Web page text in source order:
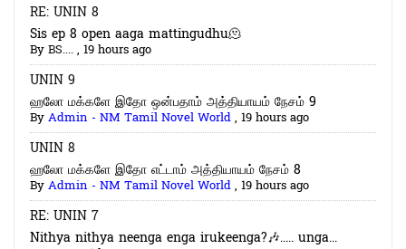
RE: UNIN 8
Sis ep 8 open aaga mattingudhu🫠
ByBS...., 19 hours ago
UNIN 9
ஹலோ மக்களே இதோ ஒன்பதாம் அத்தியாயம் நேசம் 9
ByAdmin - NM Tamil Novel World, 19 hours ago
UNIN 8
ஹலோ மக்களே இதோ எட்டாம் அத்தியாயம் நேசம் 8
ByAdmin - NM Tamil Novel World, 19 hours ago
RE: UNIN 7
Nithya nithya neenga enga irukeenga?🎶..... unga...